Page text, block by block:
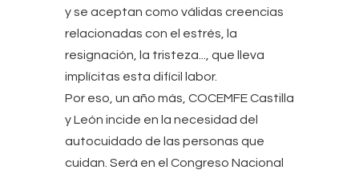
y se aceptan como válidas creencias
relacionadas con el estrés, la
resignación, la tristeza..., que lleva
implícitas esta difícil labor.
Por eso, un año más, COCEMFE Castilla
y León incide en la necesidad del
autocuidado de las personas que
cuidan. Será en el Congreso Nacional